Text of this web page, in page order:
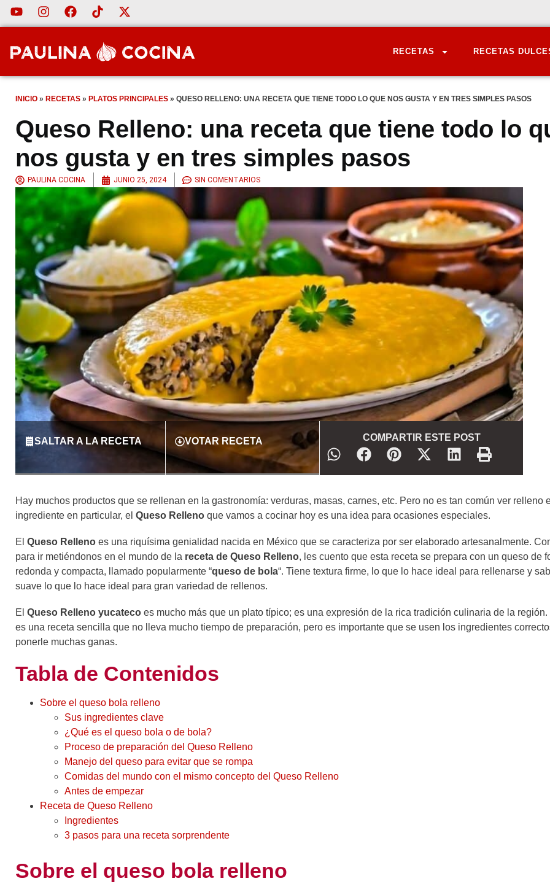
RECETAS RECETAS
INICIO » RECETAS » PLATOS PRINCIPALES » QUESO RELLENO: UNA RECETA QUE TIENE TODO LO QUE NOS GUSTA Y EN TRES SIMPLES PASOS
Queso Relleno: una receta que tiene todo lo
nos gusta y en tres simples pasos
PAULINA COCINA JUNIO 25, 2024 SIN COMENTARIOS
SALTAR A LA RECETA VOTAR RECETA COMPARTIR ESTE POST
Hay muchos productos que se rellenan en la gastronomía: verduras, masas, carnes, etc. Pero no es tan común ver relleno
ingrediente en particular, el Queso Relleno que vamos a cocinar hoy es una idea para ocasiones especiales.
El Queso Relleno es una riquísima genialidad nacida en México que se caracteriza por ser elaborado artesanalmente.
para ir metiéndonos en el mundo de la receta de Queso Relleno, les cuento que esta receta se prepara con un queso de
redonda y compacta, llamado popularmente “queso de bola“. Tiene textura firme, lo que lo hace ideal para rellenarse y
suave lo que lo hace ideal para gran variedad de rellenos.
El Queso Relleno yucateco es mucho más que un plato típico; es una expresión de la rica tradición culinaria de la región.
es una receta sencilla que no lleva mucho tiempo de preparación, pero es importante que se usen los ingredientes
ponerle muchas ganas.
Tabla de Contenidos
Sobre el queso bola relleno
Sus ingredientes clave
¿Qué es el queso bola o de bola?
Proceso de preparación del Queso Relleno
Manejo del queso para evitar que se rompa
Comidas del mundo con el mismo concepto del Queso Relleno
Antes de empezar
Receta de Queso Relleno
Ingredientes
3 pasos para una receta sorprendente
Sobre el queso bola relleno